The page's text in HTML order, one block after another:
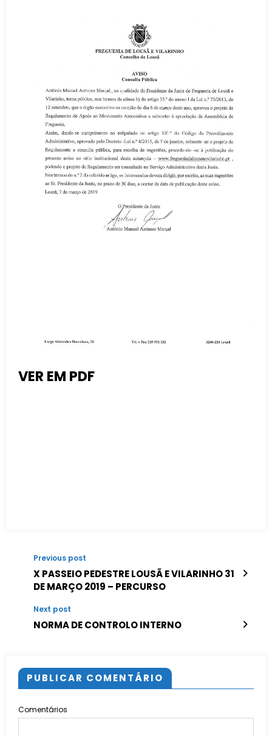
VER EM PDF
Previous post
X PASSEIO PEDESTRE LOUSÃ E VILARINHO 31
DE MARÇO 2019 – PERCURSO
Next post
NORMA DE CONTROLO INTERNO
PUBLICAR COMENTÁRIO
Comentários